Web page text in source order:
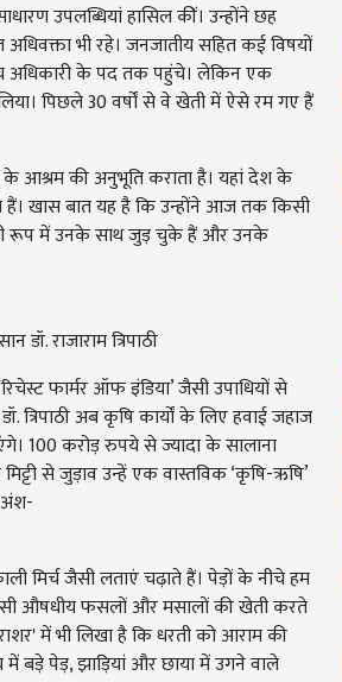
उपलब्धियां हासिल कीं। उन्होंने छह
भी रहे। जनजातीय सहित कई विषयों
अधिकारी के पद तक पहुंचे। लेकिन एक
पिछले 30 वर्षों से वे खेती में ऐसे रम गए हैं
के आश्रम की अनुभूति कराता है। यहां देश के
खास बात यह है कि उन्होंने आज तक किसी
रूप में उनके साथ जुड़ चुके हैं और उनके
राजाराम त्रिपाठी
फार्मर ऑफ इंडिया’ जैसी उपाधियों से
त्रिपाठी अब कृषि कार्यों के लिए हवाई जहाज
100 करोड़ रुपये से ज्यादा के सालाना
से जुड़ाव उन्हें एक वास्तविक ‘कृषि-ऋषि’
अंश-
मिर्च जैसी लताएं चढ़ाते हैं। पेड़ों के नीचे हम
औषधीय फसलों और मसालों की खेती करते
में भी लिखा है कि धरती को आराम की
पेड़, झाड़ियां और छाया में उगने वाले